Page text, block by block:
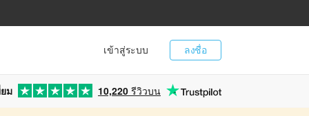
ลงชื่อ
เข้าสู่ระบบ
ม 10,220 รีวิวบน